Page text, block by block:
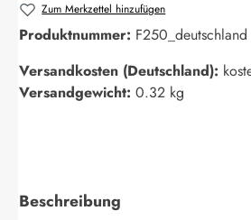
Zum Merkzettel hinzufügen
Produktnummer: F250_deutschland
Versandkosten (Deutschland):
Versandgewicht: 0.32 kg
Beschreibung